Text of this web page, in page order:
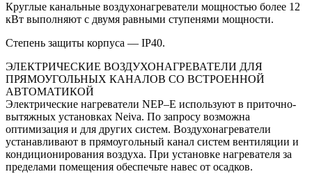
Круглые канальные воздухонагреватели мощностью более 12
кВт выполняют с двумя равными ступенями мощности.
Степень защиты корпуса — IP40.
ЭЛЕКТРИЧЕСКИЕ ВОЗДУХОНАГРЕВАТЕЛИ ДЛЯ
ПРЯМОУГОЛЬНЫХ КАНАЛОВ СО ВСТРОЕННОЙ
АВТОМАТИКОЙ
Электрические нагреватели NEP–E используют в приточно-
вытяжных установках Neiva. По запросу возможна
оптимизация и для других систем. Воздухонагреватели
устанавливают в прямоугольный канал систем вентиляции и
кондиционирования воздуха. При установке нагревателя за
пределами помещения обеспечьте навес от осадков.